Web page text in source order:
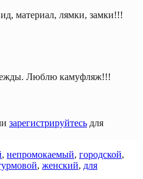
материал, лямки, замки!!!
Люблю камуфляж!!!
зарегистрируйтесь для
, непромокаемый, городской,
, женский, для